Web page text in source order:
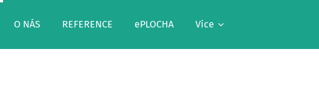
O NÁS REFERENCE ePLOCHA Více